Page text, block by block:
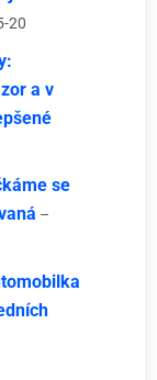
20
a v
se
–